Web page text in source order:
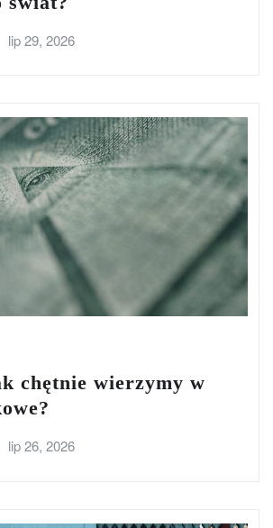
lip 29, 2026
chętnie wierzymy w
lip 26, 2026